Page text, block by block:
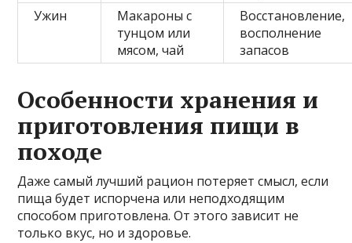
Ужин
Макароны с
тунцом или
мясом, чай
Восстановление,
восполнение
запасов
Особенности хранения и
приготовления пищи в
походе
Даже самый лучший рацион потеряет смысл, если
пища будет испорчена или неподходящим
способом приготовлена. От этого зависит не
только вкус, но и здоровье.